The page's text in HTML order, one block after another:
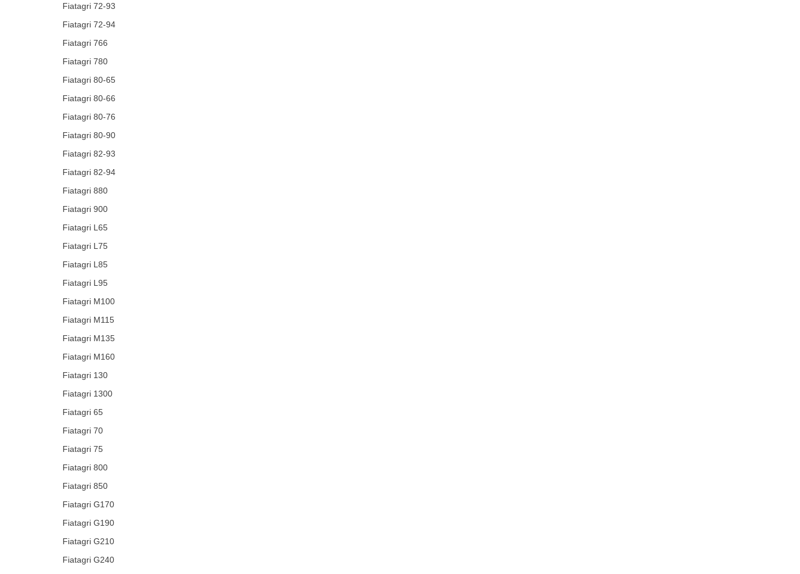
Fiatagri 72-93
Fiatagri 72-94
Fiatagri 766
Fiatagri 780
Fiatagri 80-65
Fiatagri 80-66
Fiatagri 80-76
Fiatagri 80-90
Fiatagri 82-93
Fiatagri 82-94
Fiatagri 880
Fiatagri 900
Fiatagri L65
Fiatagri L75
Fiatagri L85
Fiatagri L95
Fiatagri M100
Fiatagri M115
Fiatagri M135
Fiatagri M160
Fiatagri 130
Fiatagri 1300
Fiatagri 65
Fiatagri 70
Fiatagri 75
Fiatagri 800
Fiatagri 850
Fiatagri G170
Fiatagri G190
Fiatagri G210
Fiatagri G240